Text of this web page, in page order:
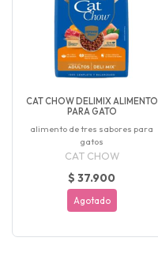
CAT CHOW DELIMIX ALIMENTO
PARA GATO
alimento de tres sabores para
gatos
CAT CHOW
$ 37.900
Agotado